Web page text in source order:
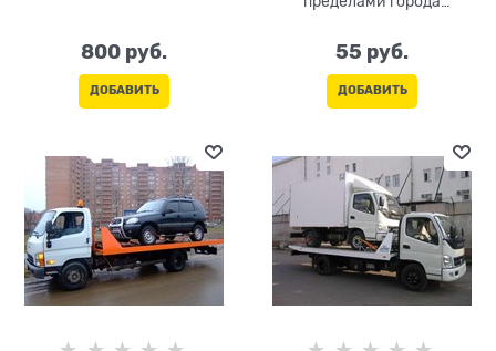
800 руб.
ДОБАВИТЬ
только в одну сторону)
55 руб.
ДОБАВИТЬ